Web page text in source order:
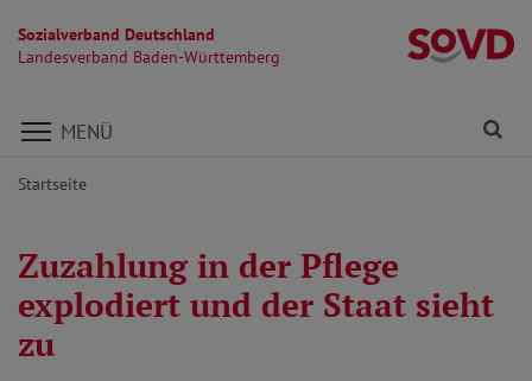
Sozialverband Deutschland
Landesverband Baden-Württemberg
Direkt zu den Inhalten springen
MENÜ
Startseite
Zuzahlung in der Pflege
explodiert und der Staat sieht
zu